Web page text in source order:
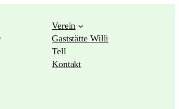
Verein
Gaststätte Willi
Tell
Kontakt